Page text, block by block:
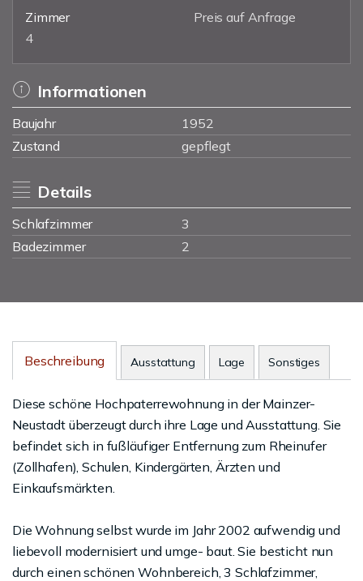
Zimmer
4
Preis auf Anfrage
Informationen
Baujahr
1952
Zustand
gepflegt
Details
Schlafzimmer
3
Badezimmer
2
Beschreibung Ausstattung Lage Sonstiges
Diese schöne Hochpaterrewohnung in der Mainzer-
Neustadt überzeugt durch ihre Lage und Ausstattung. Sie
befindet sich in fußläufiger Entfernung zum Rheinufer
(Zollhafen), Schulen, Kindergärten, Ärzten und
Einkaufsmärkten.
Die Wohnung selbst wurde im Jahr 2002 aufwendig und
liebevoll modernisiert und umge- baut. Sie besticht nun
durch einen schönen Wohnbereich, 3 Schlafzimmer,